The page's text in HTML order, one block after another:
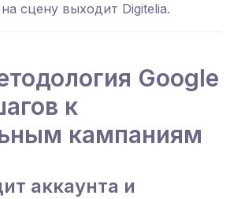
сцену выходит Digitelia.
Google
к
кампаниям
аккаунта и